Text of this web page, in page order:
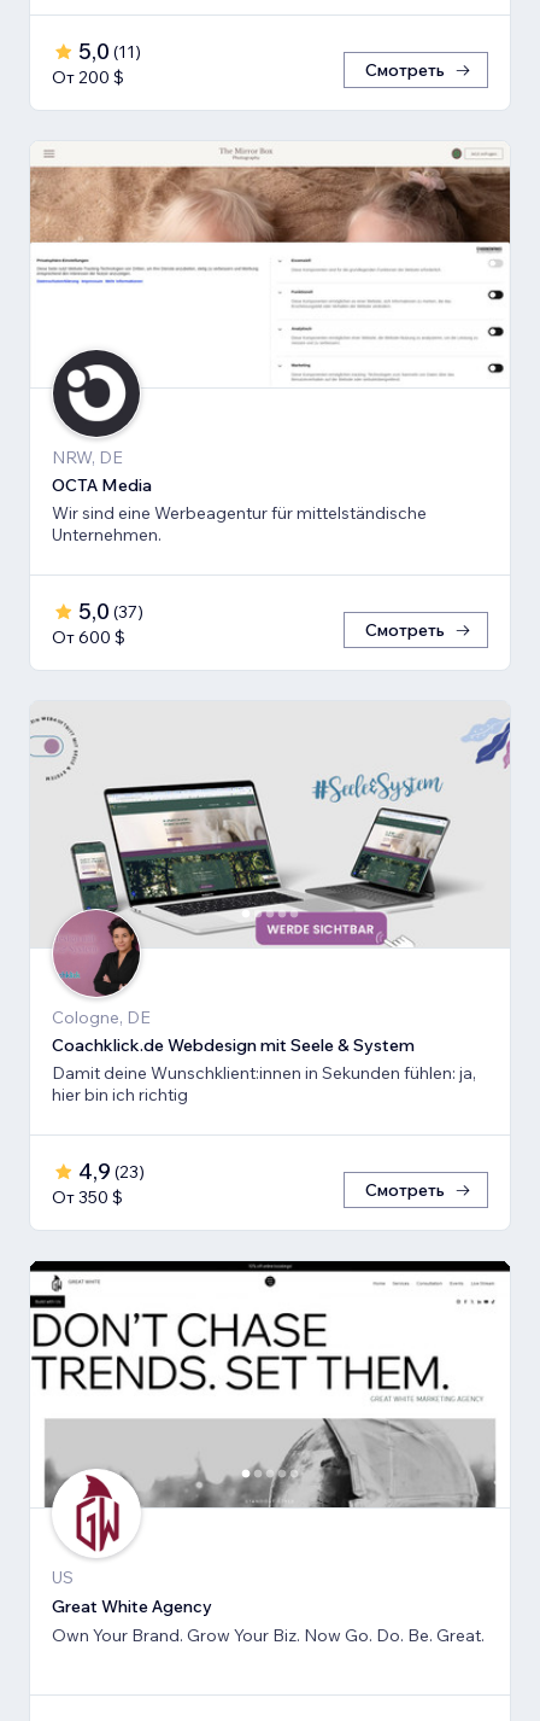
5,0 (11)
От 200 $
Смотреть
NRW, DE
OCTA Media
Wir sind eine Werbeagentur für mittelständische
Unternehmen.
5,0 (37)
От 600 $
Смотреть
Cologne, DE
Coachklick.de Webdesign mit Seele & System
Damit deine Wunschklient:innen in Sekunden fühlen: ja,
hier bin ich richtig
4,9 (23)
От 350 $
Смотреть
US
Great White Agency
Own Your Brand. Grow Your Biz. Now Go. Do. Be. Great.